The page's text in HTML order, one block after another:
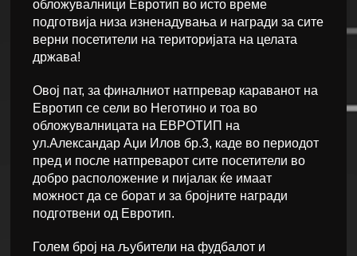
обложувалници Евротип во исто време
подготвија низа изненадувања и награди за сите
верни посетители на територијата на целата
држава!
Овој пат, за финалниот натпревар караванот на
Евротип се сели во Неготино и тоа во
обложувалницата на ЕВРОТИП на
ул.Александар Аџи Илов бр.3, каде во периодот
пред и после натпреварот сите посетители во
добро расположение и пијалак ќе имаат
можност да се борат и за бројните награди
подготвени од Евротип.
Голем број на љубители на фудбалот и